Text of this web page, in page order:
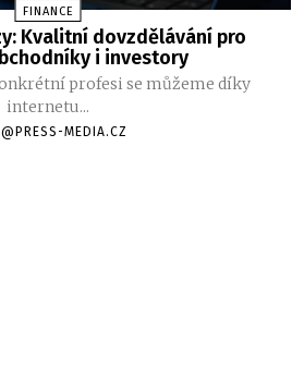
FINANCE
Kvalitní dovzdělávání pro
i investory
profesi se můžeme díky
internetu...
MEDIA.CZ